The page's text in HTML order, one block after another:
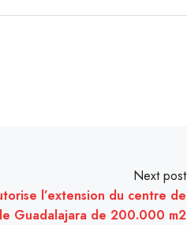
Next post
l’extension du centre de
Guadalajara de 200.000 m2